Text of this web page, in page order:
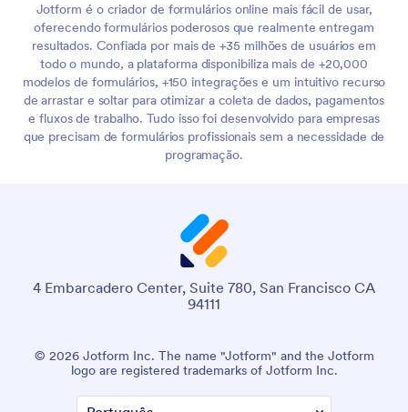
Jotform é o criador de formulários online mais fácil de usar,
oferecendo formulários poderosos que realmente entregam
resultados. Confiada por mais de +35 milhões de usuários em
todo o mundo, a plataforma disponibiliza mais de +20,000
modelos de formulários, +150 integrações e um intuitivo recurso
de arrastar e soltar para otimizar a coleta de dados, pagamentos
e fluxos de trabalho. Tudo isso foi desenvolvido para empresas
que precisam de formulários profissionais sem a necessidade de
programação.
4 Embarcadero Center, Suite 780, San Francisco CA
94111
© 2026 Jotform Inc. The name "Jotform" and the Jotform
logo are registered trademarks of Jotform Inc.